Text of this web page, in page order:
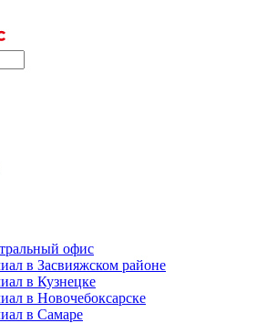
офис
в Засвияжском районе
в Кузнецке
в Новочебоксарске
в Самаре